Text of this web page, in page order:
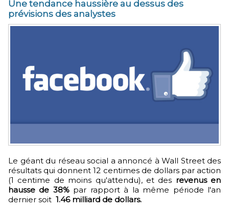
Une tendance haussière au dessus des
prévisions des analystes
Le géant du réseau social a annoncé à Wall Street des
résultats qui donnent 12 centimes de dollars par action
(1 centime de moins qu'attendu), et des revenus en
hausse de 38%par rapport à la même période l'an
dernier soit 1.46 milliard de dollars.